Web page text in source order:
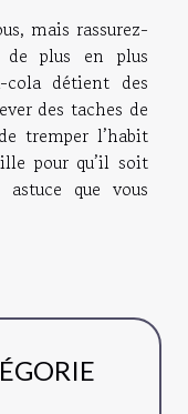
mais rassurez-
plus en plus
détient des
des taches de
tremper l’habit
pour qu’il soit
astuce que vous